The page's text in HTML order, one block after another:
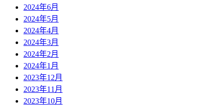
2024年6月
2024年5月
2024年4月
2024年3月
2024年2月
2024年1月
2023年12月
2023年11月
2023年10月